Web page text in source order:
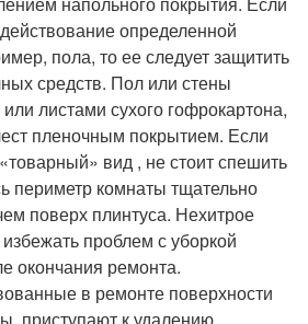
определенной
пола, то ее следует защитить
средств. Пол или стены
листами сухого гофрокартона,
пленочным покрытием. Если
вид , не стоит спешить
периметр комнаты тщательно
поверх плинтуса. Нехитрое
проблем с уборкой
окончания ремонта.
в ремонте поверхности
приступают к удалению